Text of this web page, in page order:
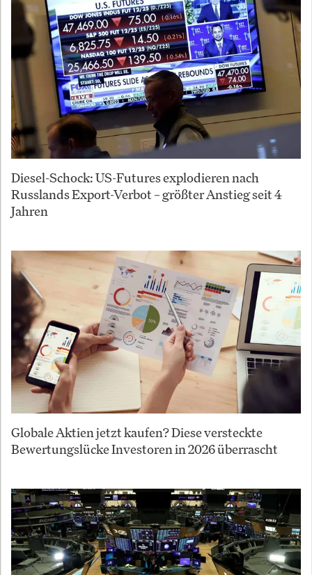
Diesel-Schock: US-Futures explodieren nach
Russlands Export-Verbot – größter Anstieg seit 4
Jahren
Globale Aktien jetzt kaufen? Diese versteckte
Bewertungslücke Investoren in 2026 überrascht